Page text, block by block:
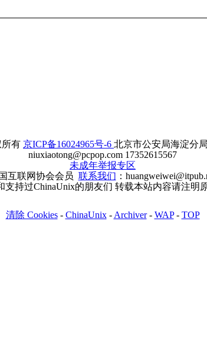
有 京ICP备16024965号-6 北京市公安局海淀分
niuxiaotong@pcpop.com 17352615567
未成年举报专区
互联网协会会员 联系我们 ：
支持过ChinaUnix的朋友们 转载本站内容请注明
清除 Cookies- ChinaUnix- Archiver- WAP- TOP